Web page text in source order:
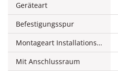
Geräteart
Befestigungsspur
Montageart Installationsgerät
Mit Anschlussraum